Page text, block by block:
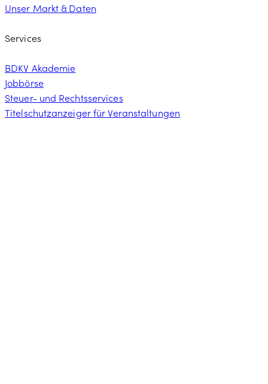
Unser Markt & Daten
Services
BDKV Akademie
Jobbörse
Steuer- und Rechtsservices
Titelschutzanzeiger für Veranstaltungen